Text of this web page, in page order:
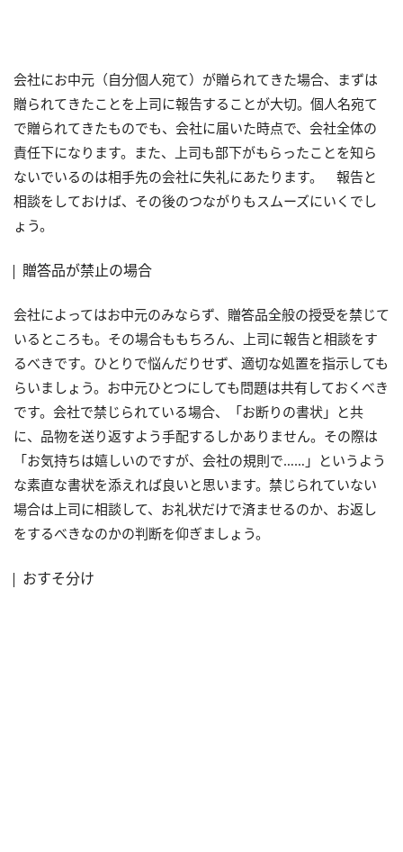
会社にお中元（自分個人宛て）が贈られてきた場合、まずは
贈られてきたことを上司に報告することが大切。個人名宛て
で贈られてきたものでも、会社に届いた時点で、会社全体の
責任下になります。また、上司も部下がもらったことを知ら
ないでいるのは相手先の会社に失礼にあたります。 報告と
相談をしておけば、その後のつながりもスムーズにいくでし
ょう。
贈答品が禁止の場合
会社によってはお中元のみならず、贈答品全般の授受を禁じて
いるところも。その場合ももちろん、上司に報告と相談をす
るべきです。ひとりで悩んだりせず、適切な処置を指示しても
らいましょう。お中元ひとつにしても問題は共有しておくべき
です。会社で禁じられている場合、「お断りの書状」と共
に、品物を送り返すよう手配するしかありません。その際は
「お気持ちは嬉しいのですが、会社の規則で……」というよう
な素直な書状を添えれば良いと思います。禁じられていない
場合は上司に相談して、お礼状だけで済ませるのか、お返し
をするべきなのかの判断を仰ぎましょう。
おすそ分け